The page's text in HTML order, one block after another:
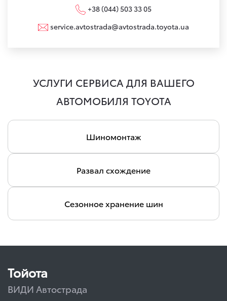
+38 (044) 503 33 05
service.avtostrada@avtostrada.toyota.ua
УСЛУГИ СЕРВИСА ДЛЯ ВАШЕГО
АВТОМОБИЛЯ TOYOTA
Шиномонтаж
Развал схождение
Сезонное хранение шин
Тойота
ВИДИ Автострада